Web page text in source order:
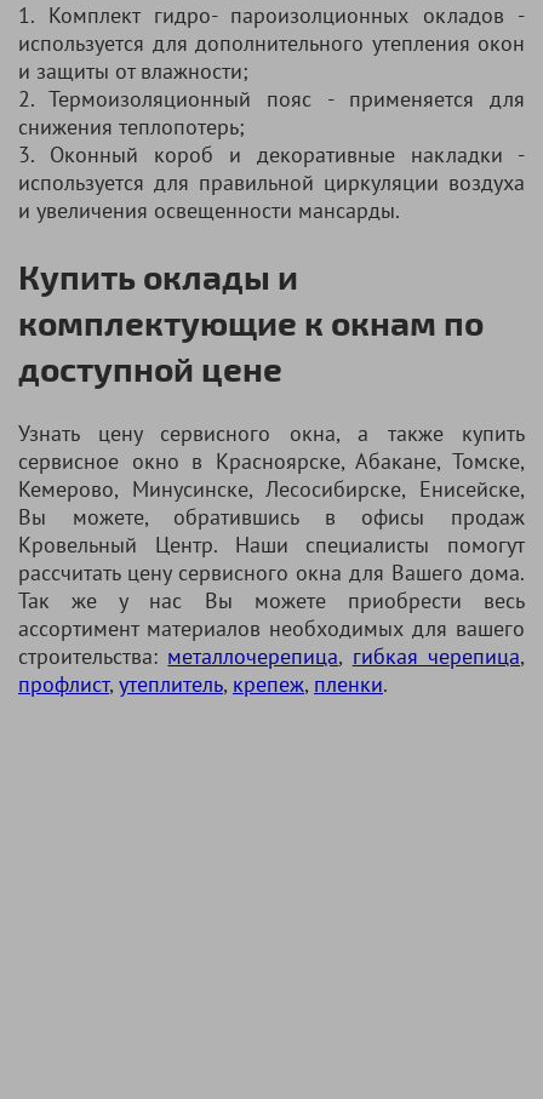
1. Комплект гидро- пароизолционных окладов -
используется для дополнительного утепления окон
и защиты от влажности;
2. Термоизоляционный пояс - применяется для
снижения теплопотерь;
3. Оконный короб и декоративные накладки -
используется для правильной циркуляции воздуха
и увеличения освещенности мансарды.
Купить оклады и
комплектующие к окнам по
доступной цене
Узнать цену сервисного окна, а также купить
сервисное окно в Красноярске, Абакане, Томске,
Кемерово, Минусинске, Лесосибирске, Енисейске,
Вы можете, обратившись в офисы продаж
Кровельный Центр. Наши специалисты помогут
рассчитать цену сервисного окна для Вашего дома.
Так же у нас Вы можете приобрести весь
ассортимент материалов необходимых для вашего
строительства: металлочерепица, гибкая черепица,
профлист, утеплитель, крепеж, пленки.